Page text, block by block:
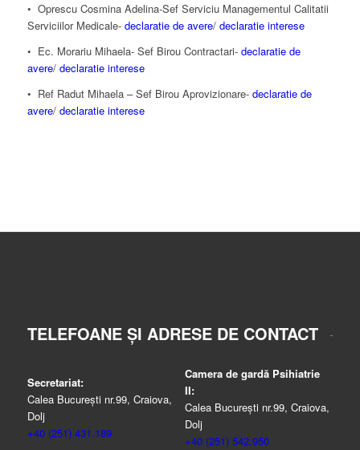
• Oprescu Cosmina Adelina-Sef Serviciu Managementul Calitatii
Serviciilor Medicale- declaratie de avere/ declaratie interese
• Ec. Morariu Mihaela- Sef Birou Contractari- declaratie de
avere/ declaratie interese
• Ref Radut Mihaela – Sef Birou Aprovizionare- declaratie de
avere/declaratie interese
TELEFOANE ȘI ADRESE DE CONTACT
Secretariat:
Calea București nr.99, Craiova,
Dolj
+40 (251) 431.189
Camera de gardă Psihiatrie
II:
Calea București nr.99, Craiova,
Dolj
+40 (251) 542.950